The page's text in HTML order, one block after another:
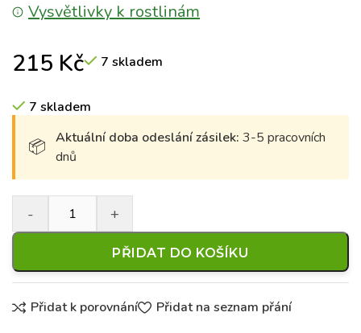
Vysvětlivky k rostlinám
215 Kč 7 skladem
7 skladem
Aktuální doba odeslání zásilek: 3-5 pracovních
dnů
PŘIDAT DO KOŠÍKU
Přidat k porovnání Přidat na seznam přání